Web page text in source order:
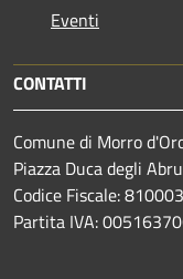
Eventi
CONTATTI
Comune di Morro
Piazza Duca degli
Codice Fiscale:
Partita IVA: